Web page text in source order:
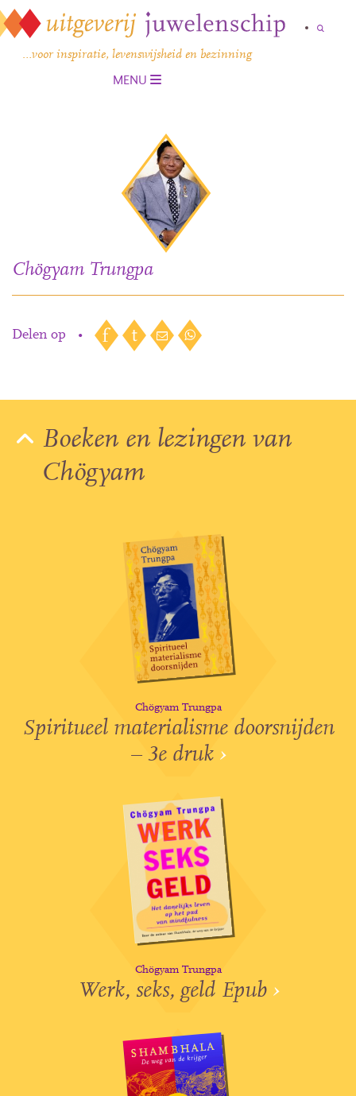
…voor inspiratie, levenswijsheid en bezinning
MENU
Chögyam Trungpa
Delen op •
Boeken en lezingen van
Chögyam
Chögyam Trungpa
Spiritueel materialisme doorsnijden
– 3e druk ›
Chögyam Trungpa
Werk, seks, geld Epub ›